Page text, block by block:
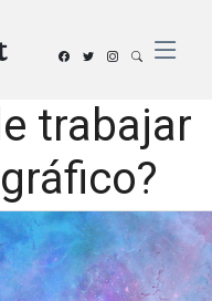
trabajar